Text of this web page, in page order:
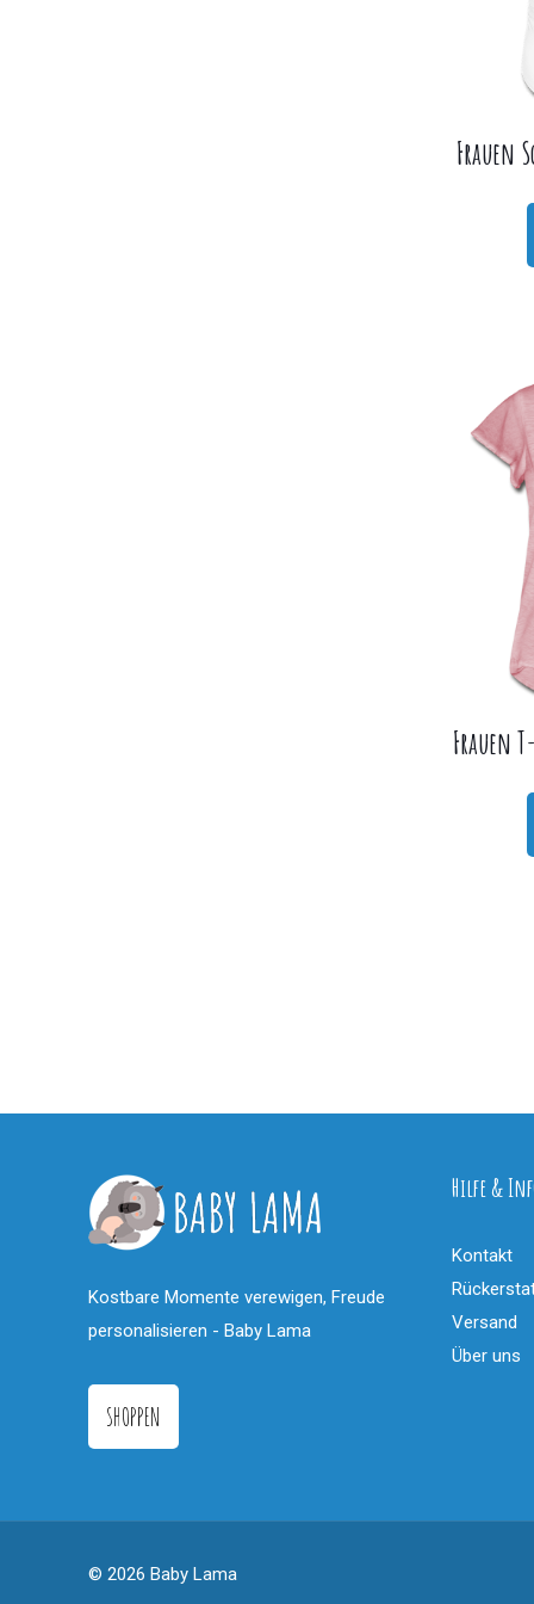
Frauen
Frauen
Kostbare Momente verewigen, Freude
personalisieren - Baby Lama
SHOPPEN
Hilfe &
Kontakt
Versand
Über uns
© 2026 Baby Lama